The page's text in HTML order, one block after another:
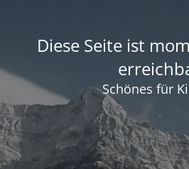
Diese Seite ist
Schönes für